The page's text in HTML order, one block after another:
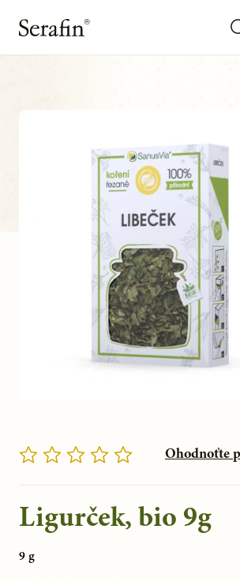
Ohodnoťte
Ligurček, bio 9g
9 g